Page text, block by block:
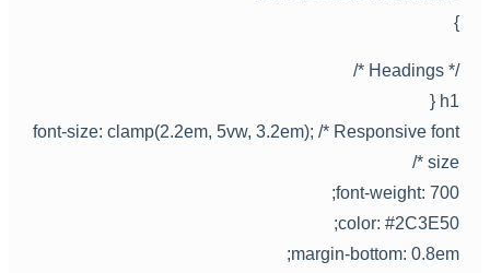
font-size: clamp(2.2em, 5vw, 3.2em); /* Responsive font
font-weight: 700;
color: #2C3E50;
margin-bottom: 0.8em;